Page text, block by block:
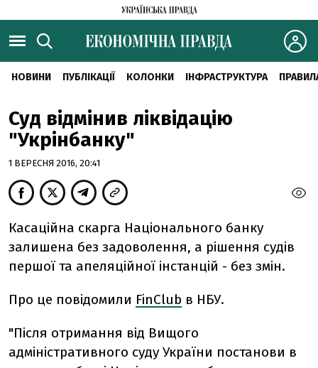
НОВИНИ ПУБЛІКАЦІЇ КОЛОНКИ ІНФРАСТРУКТУРА
Суд відмінив ліквідацію
"Укрінбанку"
1 ВЕРЕСНЯ 2016, 20:41
Касаційна скарга Національного банку
залишена без задоволення, а рішення судів
першої та апеляційної інстанцій - без змін.
Про це повідомили FinClub в НБУ.
"Після отримання від Вищого
адміністративного суду України постанови в